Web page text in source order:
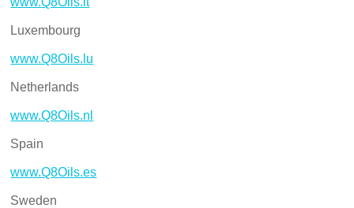
Luxembourg
www.Q8Oils.lu
Netherlands
www.Q8Oils.nl
Spain
www.Q8Oils.es
Sweden